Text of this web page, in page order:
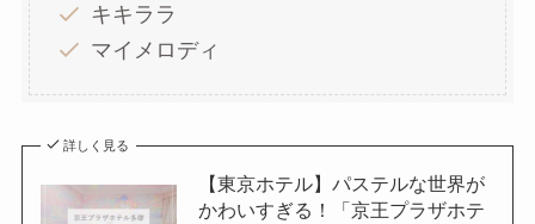
キキララ
マイメロディ
詳しく見る
【東京ホテル】パステルな世界が
かわいすぎる！「京王プラザホテ